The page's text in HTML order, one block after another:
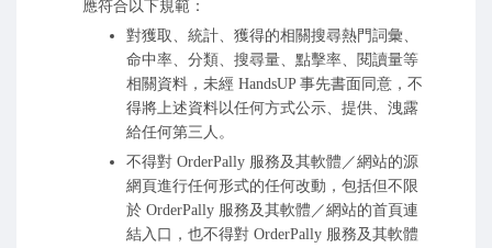
應符合以下規範：
對獲取、統計、獲得的相關搜尋熱門詞彙、
命中率、分類、搜尋量、點擊率、閱讀量等
相關資料，未經 HandsUP 事先書面同意，不
得將上述資料以任何方式公示、提供、洩露
給任何第三人。
不得對 OrderPally 服務及其軟體／網站的源
網頁進行任何形式的任何改動，包括但不限
於 OrderPally 服務及其軟體／網站的首頁連
結入口，也不得對 OrderPally 服務及其軟體